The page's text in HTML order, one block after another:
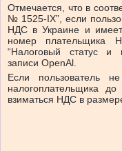
Отмечается, что в
№ 1525-IX”, если
НДС в Украине и имеет
номер плательщика
“Налоговый статус и
записи OpenAl.
Если пользователь
налогоплательщика
взиматься НДС в